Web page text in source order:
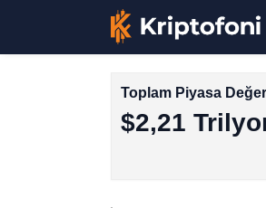
Toplam Piyasa
$2,21